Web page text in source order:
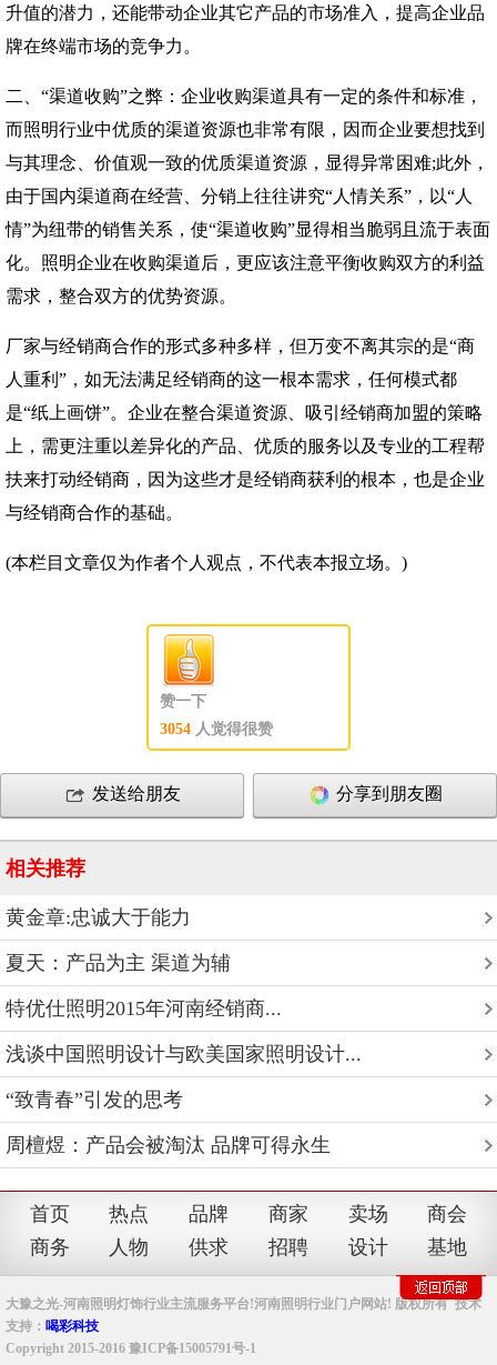
升值的潜力，还能带动企业其它产品的市场准入，提高企业品
牌在终端市场的竞争力。
二、“渠道收购”之弊：企业收购渠道具有一定的条件和标准，
而照明行业中优质的渠道资源也非常有限，因而企业要想找到
与其理念、价值观一致的优质渠道资源，显得异常困难;此外，
由于国内渠道商在经营、分销上往往讲究“人情关系”，以“人
情”为纽带的销售关系，使“渠道收购”显得相当脆弱且流于表面
化。照明企业在收购渠道后，更应该注意平衡收购双方的利益
需求，整合双方的优势资源。
厂家与经销商合作的形式多种多样，但万变不离其宗的是“商
人重利”，如无法满足经销商的这一根本需求，任何模式都
是“纸上画饼”。企业在整合渠道资源、吸引经销商加盟的策略
上，需更注重以差异化的产品、优质的服务以及专业的工程帮
扶来打动经销商，因为这些才是经销商获利的根本，也是企业
与经销商合作的基础。
(本栏目文章仅为作者个人观点，不代表本报立场。)
赞一下
3054 人觉得很赞
发送给朋友 分享到朋友圈
相关推荐
黄金章:忠诚大于能力
夏天：产品为主 渠道为辅
特优仕照明2015年河南经销商...
浅谈中国照明设计与欧美国家照明设计...
“致青春”引发的思考
周檀煜：产品会被淘汰 品牌可得永生
首页 热点 品牌 商家 卖场
商会
商务
人物 供求 招聘 设计 基地
大豫之光-河南照明灯饰行业主流服务平台!河南照明行业门户网站! 版权所有 技术
支持： 喝彩科技
Copyright 2015-2016 豫ICP备15005791号-1